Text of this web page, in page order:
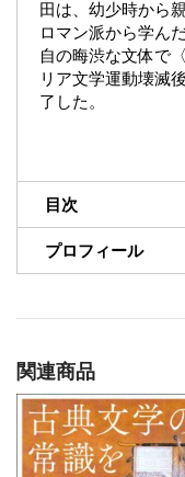
田は、幼少時から
ロマン派から学ん
自の晦渋な文体で
リア文学運動壊滅
了した。
目次
プロフィール
関連商品